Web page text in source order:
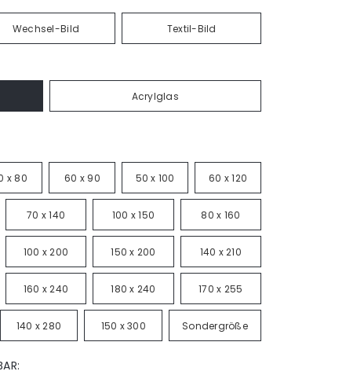
Wechsel-Bild Textil-Bild
Acrylglas
x 80 60 x 90 50 x 100 60 x 120
70 x 140 100 x 150 80 x 160
100 x 200 150 x 200 140 x 210
160 x 240 180 x 240 170 x 255
140 x 280 150 x 300 Sondergröße